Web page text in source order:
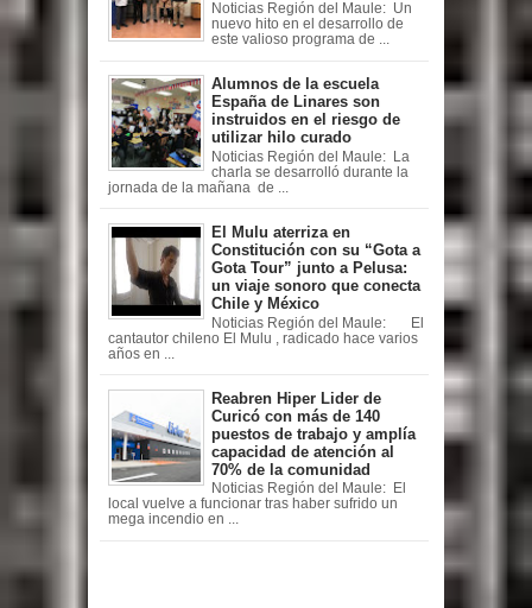
Noticias Región del Maule: Un
nuevo hito en el desarrollo de
este valioso programa de ...
Alumnos de la escuela
España de Linares son
instruidos en el riesgo de
utilizar hilo curado
Noticias Región del Maule: La
charla se desarrolló durante la
jornada de la mañana de ...
El Mulu aterriza en
Constitución con su “Gota a
Gota Tour” junto a Pelusa:
un viaje sonoro que conecta
Chile y México
Noticias Región del Maule: El
cantautor chileno El Mulu , radicado hace varios
años en ...
Reabren Hiper Lider de
Curicó con más de 140
puestos de trabajo y amplía
capacidad de atención al
70% de la comunidad
Noticias Región del Maule: El
local vuelve a funcionar tras haber sufrido un
mega incendio en ...